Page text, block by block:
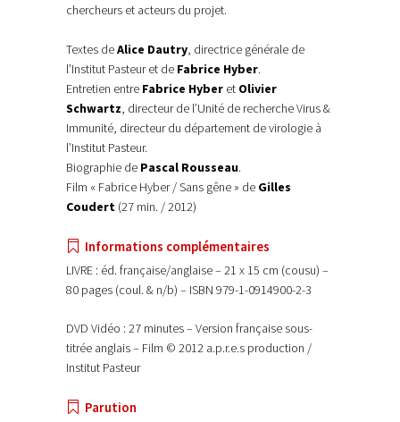
chercheurs et acteurs du projet.
Textes deAlice Dautry, directrice générale de
l’Institut Pasteur et de Fabrice Hyber.
Entretien entre Fabrice Hyber et Olivier
Schwartz, directeur de l’Unité de recherche Virus &
Immunité, directeur du département de virologie à
l’Institut Pasteur.
Biographie de Pascal Rousseau.
Film « Fabrice Hyber / Sans gêne » de Gilles
Coudert (27 min. / 2012)
Informations complémentaires
LIVRE : éd. française/anglaise – 21 x 15 cm (cousu) –
80 pages (coul. & n/b) – ISBN 979-1-0914900-2-3
DVD Vidéo : 27 minutes – Version française sous-
titrée anglais – Film © 2012 a.p.r.e.s production /
Institut Pasteur
Parution